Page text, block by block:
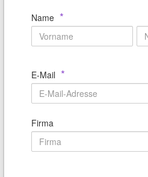
Name *
E-Mail *
Firma